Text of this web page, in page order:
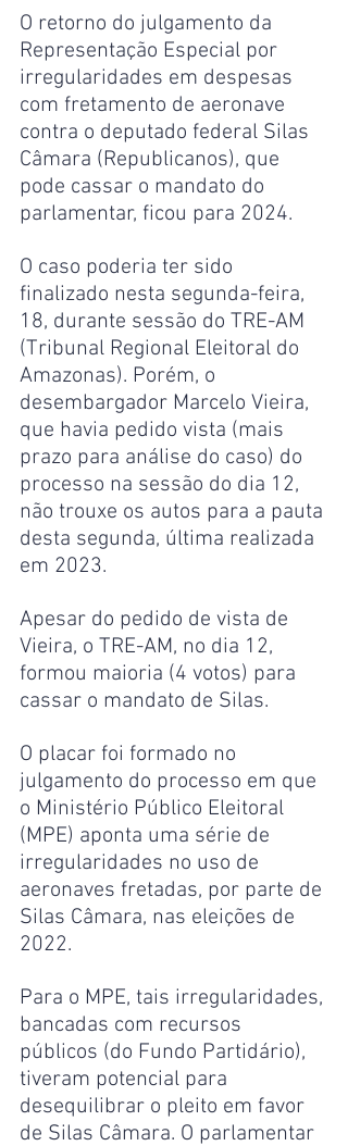
O retorno do julgamento da
Representação Especial por
irregularidades em despesas
com fretamento de aeronave
contra o deputado federal Silas
Câmara (Republicanos), que
pode cassar o mandato do
parlamentar, ficou para 2024.
O caso poderia ter sido
finalizado nesta segunda-feira,
18, durante sessão do TRE-AM
(Tribunal Regional Eleitoral do
Amazonas). Porém, o
desembargador Marcelo Vieira,
que havia pedido vista (mais
prazo para análise do caso) do
processo na sessão do dia 12,
não trouxe os autos para a pauta
desta segunda, última realizada
em 2023.
Apesar do pedido de vista de
Vieira, o TRE-AM, no dia 12,
formou maioria (4 votos) para
cassar o mandato de Silas.
O placar foi formado no
julgamento do processo em que
o Ministério Público Eleitoral
(MPE) aponta uma série de
irregularidades no uso de
aeronaves fretadas, por parte de
Silas Câmara, nas eleições de
2022.
Para o MPE, tais irregularidades,
bancadas com recursos
públicos (do Fundo Partidário),
tiveram potencial para
desequilibrar o pleito em favor
de Silas Câmara. O parlamentar